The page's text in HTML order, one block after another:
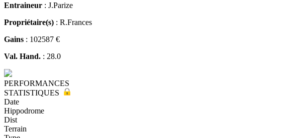
Entraineur : J.Parize
Propriétaire(s) : R.Frances
Gains : 102587 €
Val. Hand. : 28.0
PERFORMANCES
STATISTIQUES
Date
Hippodrome
Dist
Terrain